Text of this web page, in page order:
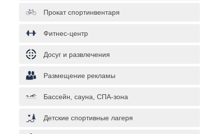
Прокат спортинвентаря
Фитнес-центр
Досуг и развлечения
Размещение рекламы
Бассейн, сауна, СПА-зона
Детские спортивные лагеря